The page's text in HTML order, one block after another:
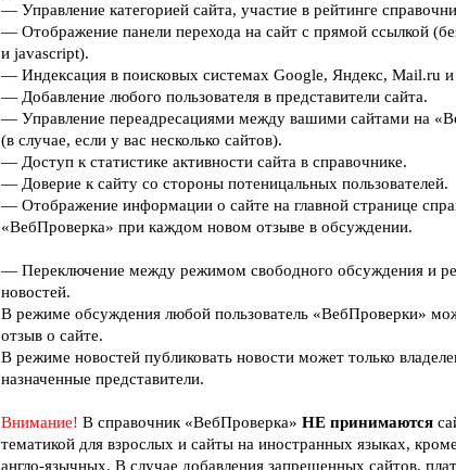
— Управление категорией сайта, участие в рейтинге
— Отображение панели перехода на сайт с прямой ссылкой
и javascript).
— Индексация в поисковых системах Google, Яндекс, Mail.ru и
— Добавление любого пользователя в представители сайта.
— Управление переадресациями между вашими сайтами на
(в случае, если у вас несколько сайтов).
— Доступ к статистике активности сайта в справочнике.
— Доверие к сайту со стороны потеницальных пользователей.
— Отображение информации о сайте на главной странице
«ВебПроверка» при каждом новом отзыве в обсуждении.
— Переключение между режимом свободного обсуждения и
новостей.
В режиме обсуждения любой пользователь «ВебПроверки»
отзыв о сайте.
В режиме новостей публиковать новости может только
назначенные представители.
Внимание! В справочник «ВебПроверка» НЕ принимаются
тематикой для взрослых и сайты на иностранных языках,
англо-язычных. В случае добавления запрещенных сайтов,